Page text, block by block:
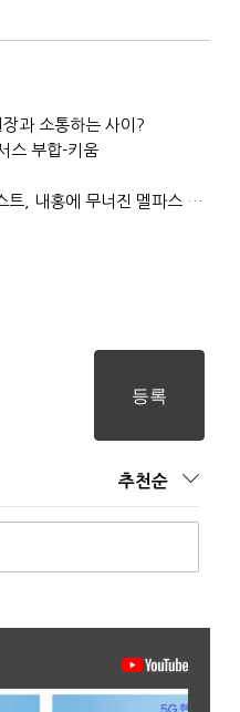
과 소통하는 사이?
스 부합-키움
(단독)미스터피자 인수한 티알인베스트, 내홍에 무너진 멜파스 인수전 참여
추천순